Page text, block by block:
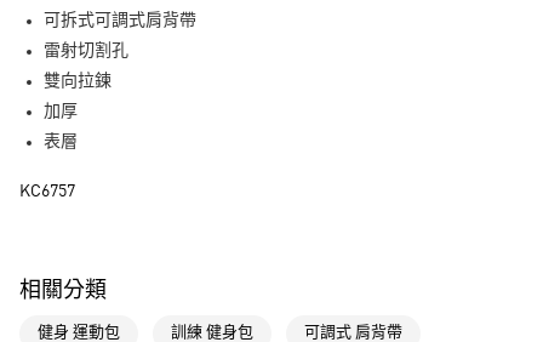
宅配
每筆NT$80，滿NT$1,500(含以上)免運費
付款後門市自取
每筆NT$80，滿NT$1,500(含以上)免運費
可拆式可調式肩背帶
雷射切割孔
雙向拉鍊
加厚
表層
KC6757
相關分類
健身 運動包 訓練 健身包 可調式 肩背帶